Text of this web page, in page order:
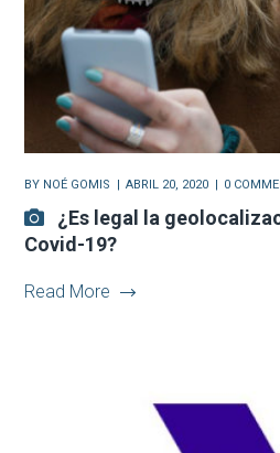
BY NOÉ GOMIS ABRIL 20, 2020 0
¿Es legal la
Covid-19?
Read More